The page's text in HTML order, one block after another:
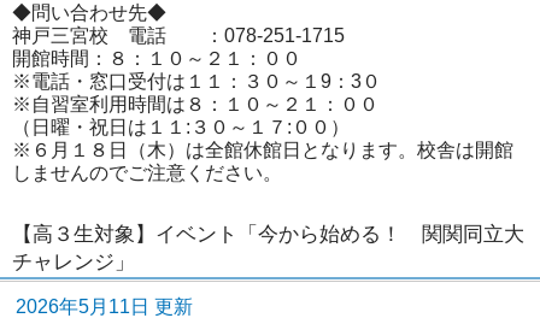
◆問い合わせ先◆
神戸三宮校 電話 ：078-251-1715
開館時間：８：１０～２１：００
※電話・窓口受付は１１：３０～１9：3０
※自習室利用時間は８：１０～２１：００
（日曜・祝日は１１:３０～１７:００）
※６月１８日（木）は全館休館日となります。校舎は開館
しませんのでご注意ください。
【高３生対象】イベント「今から始める！ 関関同立大
チャレンジ」
2026年5月11日 更新